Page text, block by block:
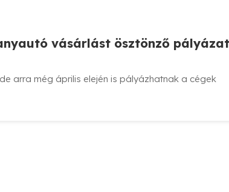
vásárlást ösztönző
arra még április elején is pályázhatnak a cégek